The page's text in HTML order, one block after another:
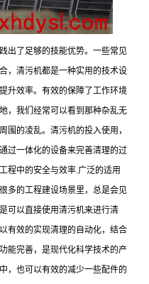
出了足够的技能优势。一些常见
，清污机都是一种实用的技术设
升效率。有效的保障了工作环境
，我们经常可以看到那种杂乱无
围的凌乱。清污机的投入使用，
过一体化的设备来完善清理的过
程中的安全与效率.广泛的适用
多的工程建设场景里，总是会见
可以直接使用清污机来进行清
有效的实现清理的自动化，结合
能完善，是现代化科学技术的产
，也可以有效的减少一些配件的